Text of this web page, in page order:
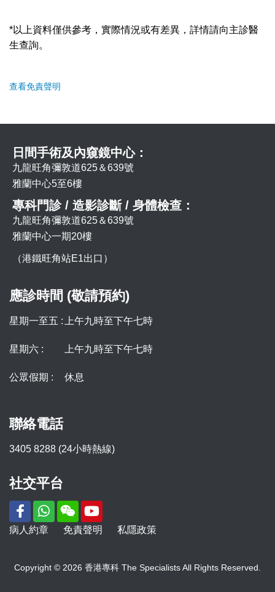
*以上資料僅供參考，實際情況或有差異，詳情請向主診醫
生查詢。
查看免責聲明
日間手術及內窺鏡中心：
九龍旺角彌敦道625＆639號
雅蘭中心5至6樓
專科門診 / 造影診斷 / 身體檢查：
九龍旺角彌敦道625＆639號
雅蘭中心一期20樓
（港鐵旺角站E1出口）
應診時間 (敬請預約)
星期一至五 : 上午九時至下午七時
星期六 : 上午九時至下午七時
公眾假期 : 休息
聯絡電話
3405 8288 (24小時熱線)
社交平台
病人約章 免責聲明 私隱政策
Copyright © 2026 香港專科 The Specialists All Rights Reserved.